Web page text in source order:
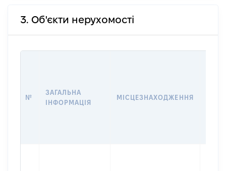
3. Об'єкти нерухомості
№
ЗАГАЛЬНА
ІНФОРМАЦІЯ
МІСЦЕЗНАХОДЖЕННЯ